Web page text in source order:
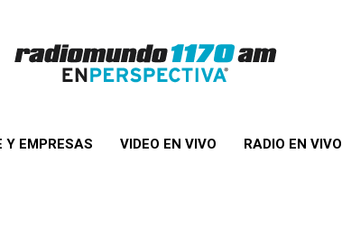
Y EMPRESAS VIDEO EN VIVO RADIO EN VIVO